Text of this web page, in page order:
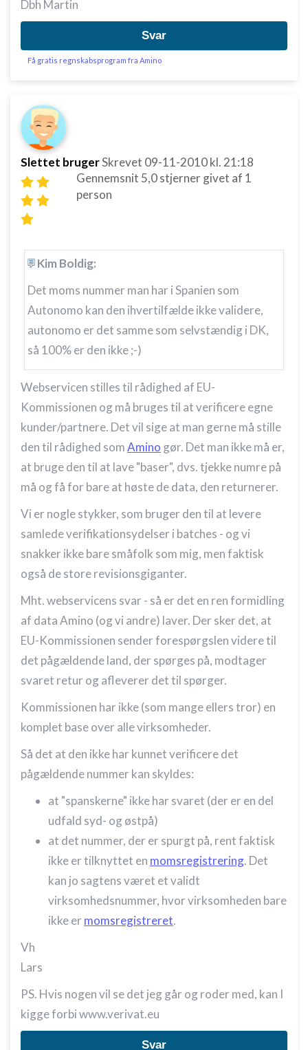
Dbh Martin
Svar
Få gratis regnskabsprogram fra Amino
Slettet brugerSkrevet 09-11-2010kl. 21:18
Gennemsnit 5,0stjerner givet af 1
person
Kim Boldig:
Det moms nummer man har i Spanien som
Autonomo kan den ihvertilfælde ikke validere,
autonomo er det samme som selvstændig i DK,
så 100% er den ikke ;-)
Webservicen stilles til rådighed af EU-
Kommissionen og må bruges til at verificere egne
kunder/partnere. Det vil sige at man gerne må stille
den til rådighed somAmino gør. Det man ikke må er,
at bruge den til at lave "baser", dvs. tjekke numre på
må og få for bare at høste de data, den returnerer.
Vi er nogle stykker, som bruger den til at levere
samlede verifikationsydelser i batches - og vi
snakker ikke bare småfolk som mig, men faktisk
også de store revisionsgiganter.
Mht. webservicens svar - så er det en ren formidling
af data Amino (og vi andre) laver. Der sker det, at
EU-Kommissionen sender forespørgslen videre til
det pågældende land, der spørges på, modtager
svaret retur og afleverer det til spørger.
Kommissionen har ikke (som mange ellers tror) en
komplet base over alle virksomheder.
Så det at den ikke har kunnet verificere det
pågældende nummer kan skyldes:
at "spanskerne" ikke har svaret (der er en del
udfald syd- og østpå)
at det nummer, der er spurgt på, rent faktisk
ikke er tilknyttet en momsregistrering. Det
kan jo sagtens været et validt
virksomhedsnummer, hvor virksomheden bare
ikke er momsregistreret.
Vh
Lars
PS. Hvis nogen vil se det jeg går og roder med, kan I
kigge forbi www.verivat.eu
Svar